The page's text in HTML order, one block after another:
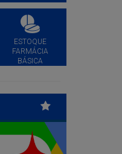
ESTOQUE
FARMÁCIA
BÁSICA